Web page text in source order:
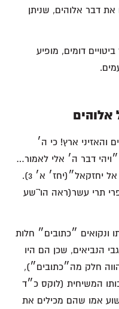
דבר אלוהים, שניתן
דומים, מופיע
אלוהים
והאזיני ארץ! כי ה׳
הכריז, ״ויהי דבר ה׳ אלי לאמור…
״ (ירמ׳ א׳ 11). ״הייה היה דבר ה׳ אל יחזקאל״(יחז׳ א׳ 3).
תרי עשר(ראה הו¬שע
ונקואים ״כתובים״ חלות
הנביאים, שכן הם היו
חלק מה״כתובים״),
המשיחית (לוקס כ״ד
אמו שהם מכילים את